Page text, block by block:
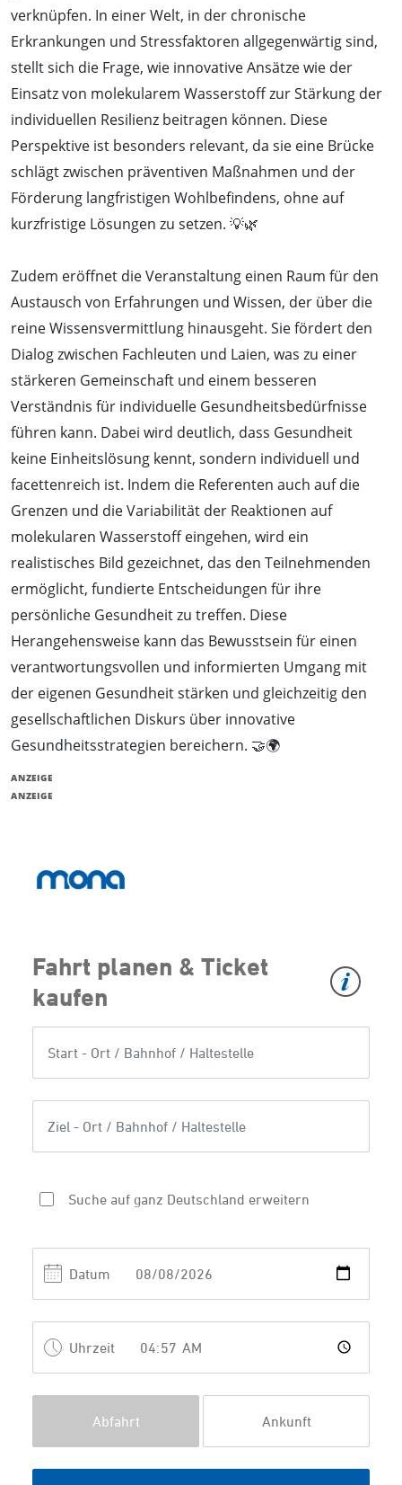
verknüpfen. In einer Welt, in der chronische
Erkrankungen und Stressfaktoren allgegenwärtig sind,
stellt sich die Frage, wie innovative Ansätze wie der
Einsatz von molekularem Wasserstoff zur Stärkung der
individuellen Resilienz beitragen können. Diese
Perspektive ist besonders relevant, da sie eine Brücke
schlägt zwischen präventiven Maßnahmen und der
Förderung langfristigen Wohlbefindens, ohne auf
kurzfristige Lösungen zu setzen. 💡🌿
Zudem eröffnet die Veranstaltung einen Raum für den
Austausch von Erfahrungen und Wissen, der über die
reine Wissensvermittlung hinausgeht. Sie fördert den
Dialog zwischen Fachleuten und Laien, was zu einer
stärkeren Gemeinschaft und einem besseren
Verständnis für individuelle Gesundheitsbedürfnisse
führen kann. Dabei wird deutlich, dass Gesundheit
keine Einheitslösung kennt, sondern individuell und
facettenreich ist. Indem die Referenten auch auf die
Grenzen und die Variabilität der Reaktionen auf
molekularen Wasserstoff eingehen, wird ein
realistisches Bild gezeichnet, das den Teilnehmenden
ermöglicht, fundierte Entscheidungen für ihre
persönliche Gesundheit zu treffen. Diese
Herangehensweise kann das Bewusstsein für einen
verantwortungsvollen und informierten Umgang mit
der eigenen Gesundheit stärken und gleichzeitig den
gesellschaftlichen Diskurs über innovative
Gesundheitsstrategien bereichern. 🤝🌍
ANZEIGE
ANZEIGE